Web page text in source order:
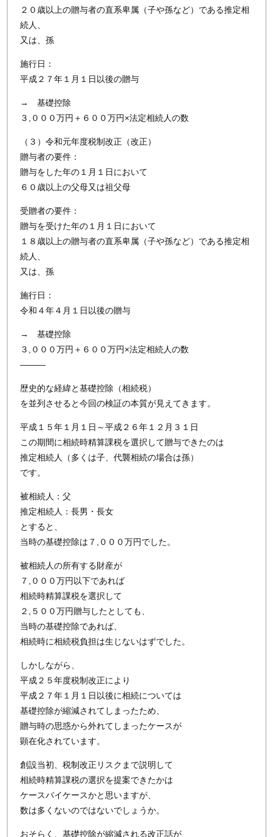
２０歳以上の贈与者の直系卑属（子や孫など）である推定相
続人、
又は、孫
施行日：
平成２７年１月１日以後の贈与
→ 基礎控除
３,０００万円＋６００万円×法定相続人の数
（３）令和元年度税制改正（改正）
贈与者の要件：
贈与をした年の１月１日において
６０歳以上の父母又は祖父母
受贈者の要件：
贈与を受けた年の１月１日において
１８歳以上の贈与者の直系卑属（子や孫など）である推定相
続人、
又は、孫
施行日：
令和４年４月１日以後の贈与
→ 基礎控除
３,０００万円＋６００万円×法定相続人の数
―――
歴史的な経緯と基礎控除（相続税）
を並列させると今回の検証の本質が見えてきます。
平成１５年１月１日～平成２６年１２月３１日
この期間に相続時精算課税を選択して贈与できたのは
推定相続人（多くは子、代襲相続の場合は孫）
です。
被相続人：父
推定相続人：長男・長女
とすると、
当時の基礎控除は７,０００万円でした。
被相続人の所有する財産が
７,０００万円以下であれば
相続時精算課税を選択して
２,５００万円贈与したとしても、
当時の基礎控除であれば、
相続時に相続税負担は生じないはずでした。
しかしながら、
平成２５年度税制改正により
平成２７年１月１日以後に相続については
基礎控除が縮減されてしまったため、
贈与時の思惑から外れてしまったケースが
顕在化されています。
創設当初、税制改正リスクまで説明して
相続時精算課税の選択を提案できたかは
ケースバイケースかと思いますが、
数は多くないのではないでしょうか。
おそらく、基礎控除が縮減される改正話が